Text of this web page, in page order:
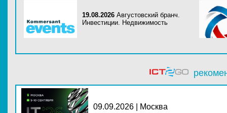
19.08.2026 Августовский бранч.
Инвестиции. Недвижимость
09.09.2026 | Москва